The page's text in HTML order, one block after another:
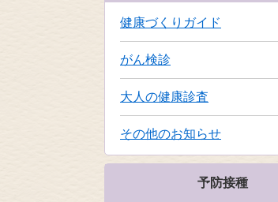
健康づくりガイド
がん検診
大人の健康診査
その他のお知らせ
予防接種